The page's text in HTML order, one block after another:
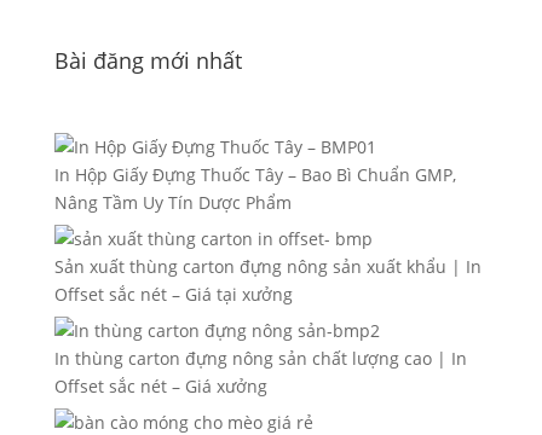
Bài đăng mới nhất
In Hộp Giấy Đựng Thuốc Tây – Bao Bì Chuẩn GMP,
Nâng Tầm Uy Tín Dược Phẩm
Sản xuất thùng carton đựng nông sản xuất khẩu | In
Offset sắc nét – Giá tại xưởng
In thùng carton đựng nông sản chất lượng cao | In
Offset sắc nét – Giá xưởng